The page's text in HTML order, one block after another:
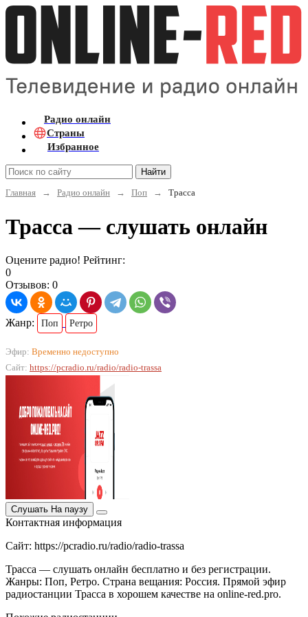
Радио онлайн
Страны
Избранное
Найти
Главная
→ Радио онлайн → Поп → Трасса
Трасса — слушать онлайн
Оцените радио! Рейтинг:
0
Отзывов: 0
Жанр: Поп Ретро
Эфир: Временно недоступно
Сайт: https://pcradio.ru/radio/radio-trassa
Слушать На паузу
Контактная информация
Сайт: https://pcradio.ru/radio/radio-trassa
Трасса — слушать онлайн бесплатно и без регистрации.
Жанры: Поп, Ретро. Страна вещания: Россия. Прямой эфир
радиостанции Трасса в хорошем качестве на online-red.pro.